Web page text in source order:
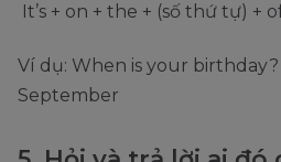
It’s + on + the + (số thứ tự) +
Ví dụ: When is your birthday?
September